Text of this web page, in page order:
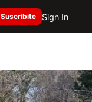
Suscribite Sign In